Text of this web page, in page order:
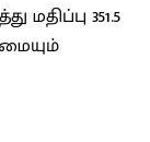
351.5